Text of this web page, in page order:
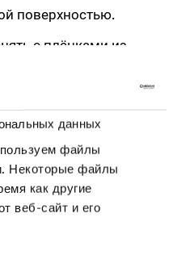
данных
файлы
Некоторые файлы
как другие
веб-сайт и его
поверхностью.
с плёнками из
Клеящая
уменьшиться при
миграции веществ
в помещениях с
бассейнах и